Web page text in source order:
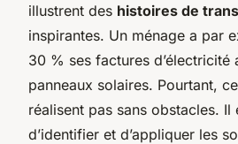
illustrent des histoires de
inspirantes. Un ménage a par
30 % ses factures d’électricité
panneaux solaires. Pourtant,
réalisent pas sans obstacles. Il
d’identifier et d’appliquer les